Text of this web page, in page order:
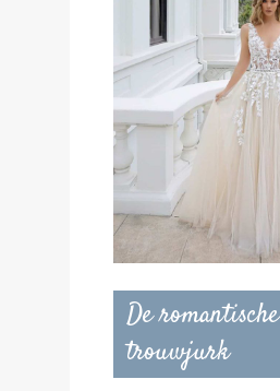
De romantische
trouwjurk